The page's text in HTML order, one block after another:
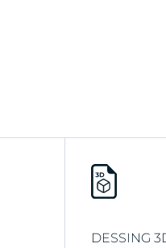
DESSING